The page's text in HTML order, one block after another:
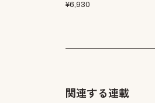
¥6,930
関連する連載